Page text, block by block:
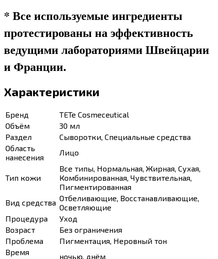
* Все используемые ингредиенты
протестированы на эффективность
ведущими лабораториями Швейцарии
и Франции.
Характеристики
Бренд
TETe Cosmeceutical
Объём
30 мл
Раздел
Сыворотки, Специальные средства
Область
нанесения
Лицо
Тип кожи
Все типы, Нормальная, Жирная, Сухая,
Комбинированная, Чувствительная,
Пигментированная
Вид средства Отбеливающие, Восстанавливающие,
Осветляющие
Процедура
Уход
Возраст
Без ограничения
Проблема
Пигментация, Неровный тон
Время
ночью, днём